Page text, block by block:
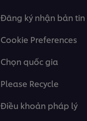
Đăng ký nhận bản tin
Cookie Preferences
Chọn quốc gia
Please Recycle
Điều khoản pháp lý